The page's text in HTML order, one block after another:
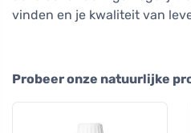
vinden en je kwaliteit van
Probeer onze natuurlijke